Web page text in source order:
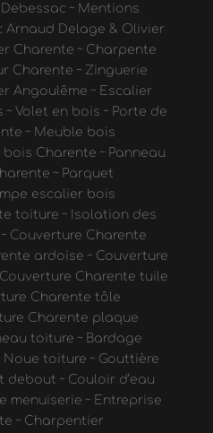
Debessac ~ Mentions
Arnaud Delage & Olivier
Charente ~ Charpente
Charente ~ Zinguerie
Angoulême ~ Escalier
~ Volet en bois ~ Porte de
~ Meuble bois
bois Charente ~ Panneau
~ Parquet
escalier bois
toiture ~ Isolation des
~ Couverture Charente
ardoise ~ Couverture
Couverture Charente tuile
Charente tôle
Charente plaque
toiture ~ Bardage
Noue toiture ~ Gouttière
debout ~ Couloir d’eau
menuiserie ~ Entreprise
~ Charpentier